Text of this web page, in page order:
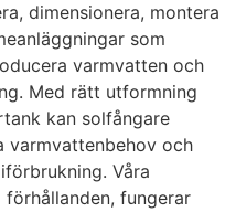
dimensionera, montera
som
varmvatten och
Med rätt utformning
kan solfångare
varmvattenbehov och
Våra
fungerar